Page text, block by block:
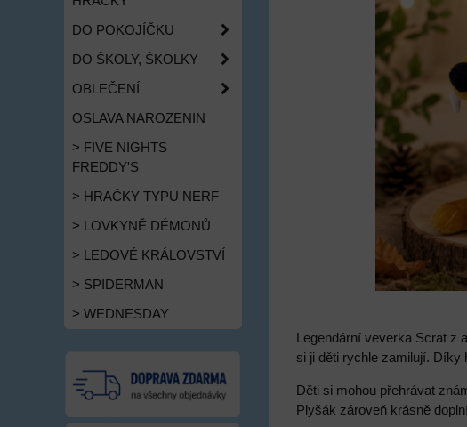
Legendární veverka Scrat z
si ji děti rychle zamilují. Díky
Děti si mohou přehrávat
Plyšák zároveň krásně
DO POKOJÍČKU
DO ŠKOLY, ŠKOLKY
OBLEČENÍ
OSLAVA NAROZENIN
> FIVE NIGHTS
FREDDY'S
> HRAČKY TYPU NERF
> LOVKYNĚ DÉMONŮ
> LEDOVÉ KRÁLOVSTVÍ
> SPIDERMAN
> WEDNESDAY